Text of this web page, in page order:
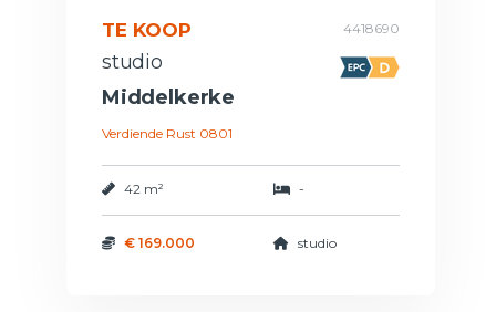
TE KOOP 4418690
studio
Middelkerke
Verdiende Rust 0801
42 m² -
€ 169.000 studio